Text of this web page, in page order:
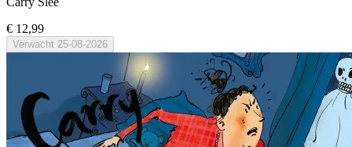
€ 12,99
Verwacht 25-08-2026